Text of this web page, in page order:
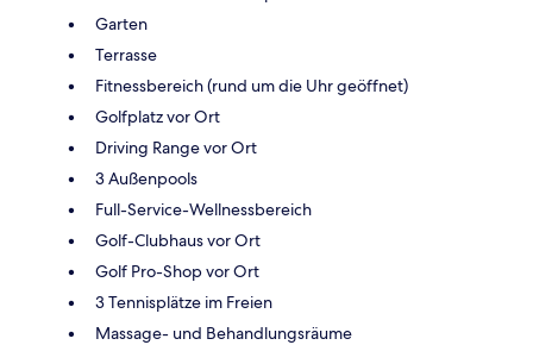
Garten
Terrasse
Fitnessbereich (rund um die Uhr geöffnet)
Golfplatz vor Ort
Driving Range vor Ort
3 Außenpools
Full-Service-Wellnessbereich
Golf-Clubhaus vor Ort
Golf Pro-Shop vor Ort
3 Tennisplätze im Freien
Massage- und Behandlungsräume